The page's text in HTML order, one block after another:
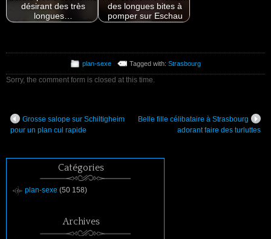
désirant des très
longues…
des longues bites à
pomper sur Eschau
plan-sexe Tagged with:Strasbourg
Sorry, the comment form is closed at this time.
Grosse salope sur Schiltigheim
pour un plan cul rapide
Belle fille célibataire à Strasbourg
adorant faire des turluttes
Catégories
plan-sexe (50 158)
Archives